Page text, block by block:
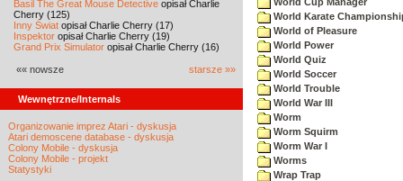
Basil The Great Mouse Detective opisał Charlie
Cherry (125)
Inny Świat opisał Charlie Cherry (17)
Inspektor opisał Charlie Cherry (19)
Grand Prix Simulator opisał Charlie Cherry (16)
«« nowsze starsze »»
Wewnętrzne/Internals
Organizowanie imprez Atari - dyskusja
Atari demoscene database - dyskusja
Colony Mobile - dyskusja
Colony Mobile - projekt
Statystyki
World Karate
World of Pleasure
World Power
World Quiz
World Soccer
World Trouble
World War III
Worm
Worm Squirm
Worm War I
Worms
Wrap Trap